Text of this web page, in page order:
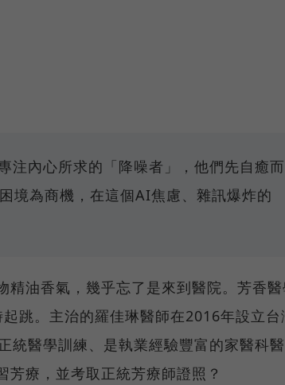
注內心所求的「降噪者」，他們先自癒而
境為商機，在這個AI焦慮、雜訊爆炸的
精油香氣，幾乎忘了是來到醫院。芳香
跳。主治的羅佳琳醫師在2016年設立台
統醫學訓練、是執業經驗豐富的家醫科醫
療，並考取正統芳療師證照？